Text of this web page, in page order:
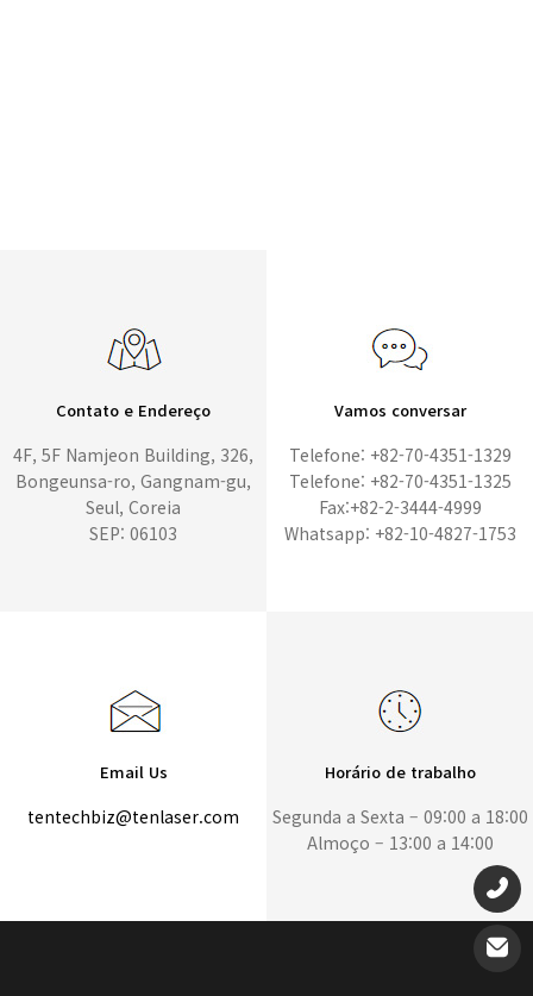
Contato e Endereço
4F, 5F Namjeon Building, 326,
Bongeunsa-ro, Gangnam-gu,
Seul, Coreia
SEP: 06103
Vamos conversar
Telefone: +82-70-4351-1329
Telefone: +82-70-4351-1325
Fax:+82-2-3444-4999
Whatsapp: +82-10-4827-1753
Email Us
tentechbiz@tenlaser.com
Horário de trabalho
Segunda a Sexta – 09:00 a 18:00
Almoço – 13:00 a 14:00